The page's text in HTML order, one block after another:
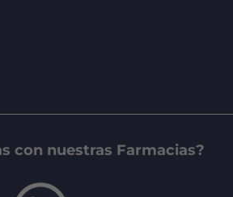
con nuestras Farmacias?